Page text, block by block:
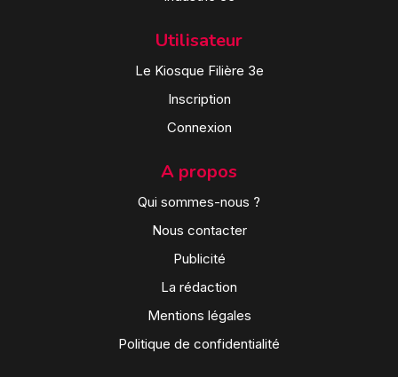
Utilisateur
Le Kiosque Filière 3e
Inscription
Connexion
A propos
Qui sommes-nous ?
Nous contacter
Publicité
La rédaction
Mentions légales
Politique de confidentialité